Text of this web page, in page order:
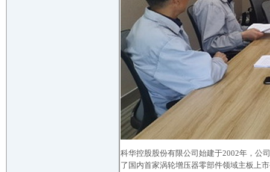
科华控股股份有限公司始建于2002年，公
了国内首家涡轮增压器零部件领域主板上